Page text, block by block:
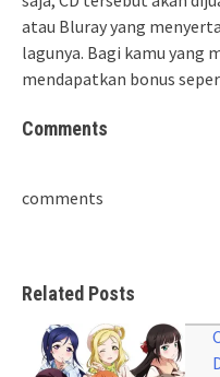
atau Bluray yang
lagunya. Bagi kamu yang
mendapatkan bonus
Comments
comments
Related Posts